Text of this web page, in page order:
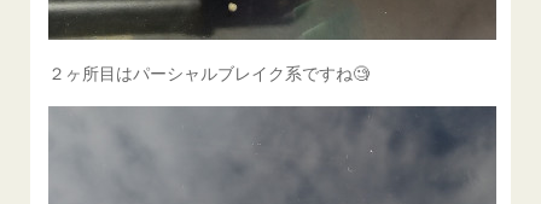
２ヶ所目はパーシャルブレイク系ですね🧐